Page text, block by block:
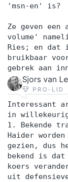
'msn-en' is?
Ze geven een
volume'
Ries; en dat
bruikbaar
gebrek aan
Sjors van
PRO-LID
Interessant
in
1. Bekende
Haider
gezien, dus
bekend is
koers
uit